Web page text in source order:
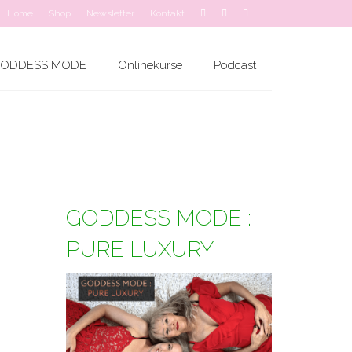
Home Shop Newsletter Kontakt
MODE Onlinekurse Podcast
GODDESS MODE :
PURE LUXURY